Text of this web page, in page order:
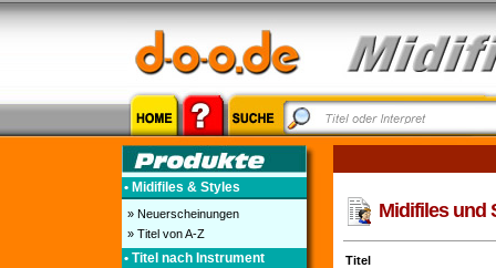
• Midifiles & Styles
» Neuerscheinungen
» Titel von A-Z
• Titel nach Instrument
Midifiles und
Titel